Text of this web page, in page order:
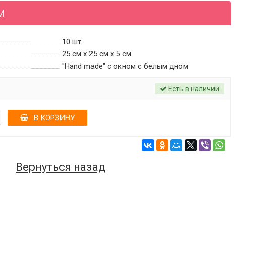
10 шт.
25 см х 25 см х 5 см
"Hand made" с окном c белым дном
Есть в наличии
В КОРЗИНУ
Вернуться назад